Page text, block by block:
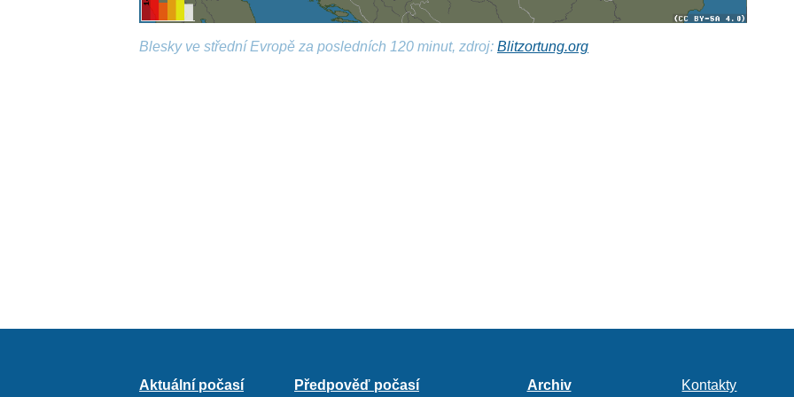
Blesky ve střední Evropě za posledních 120 minut, zdroj:Blitzortung.org
Aktuální počasí Předpověď počasí Archiv Kontakty